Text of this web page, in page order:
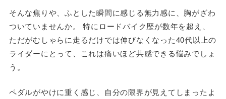
そんな焦りや、ふとした瞬間に感じる無力感に、胸がざわ
ついていませんか。 特にロードバイク歴が数年を超え、
ただがむしゃらに走るだけでは伸びなくなった40代以上の
ライダーにとって、これは痛いほど共感できる悩みでしょ
う。
ペダルがやけに重く感じ、自分の限界が見えてしまったよ